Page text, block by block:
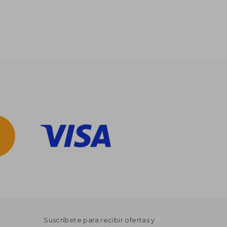
Suscríbete para recibir ofertas y